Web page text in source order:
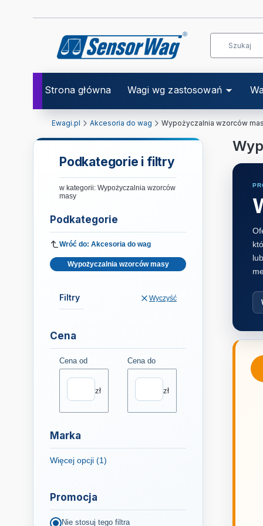
Strona główna Wagi wg zastosowań
Ewagi.pl Akcesoria do wag Wypożyczalnia wzorców
Podkategorie i filtry
w kategorii: Wypożyczalnia wzorców
masy
Podkategorie
Wróć do: Akcesoria do wag
Wypożyczalnia wzorców masy
Filtry Wyczyść
Cena
Cena od
zł
Cena do
zł
Marka
Więcej opcji (1)
Promocja
Nie stosuj tego filtra